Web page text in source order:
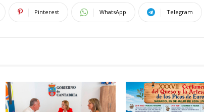
Pinterest WhatsApp Telegram